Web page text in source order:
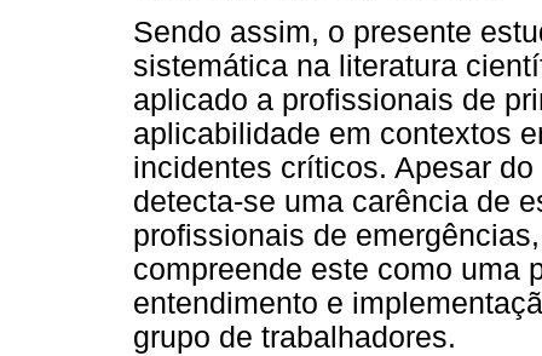
Sendo assim, o presente
sistemática na literatura
aplicado a profissionais de
aplicabilidade em contextos
incidentes críticos. Apesar
detecta-se uma carência de
profissionais de
compreende este como uma
entendimento e
grupo de trabalhadores.